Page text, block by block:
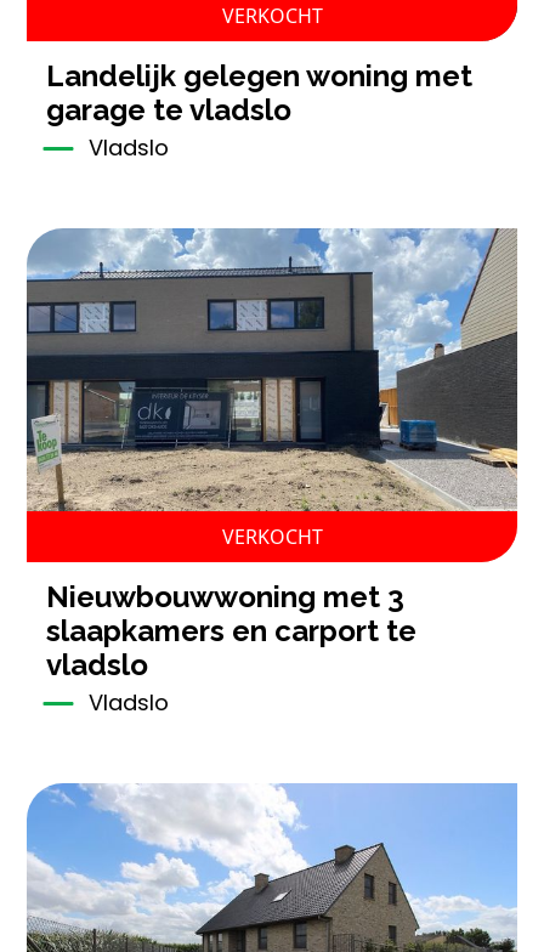
VERKOCHT
landelijk gelegen woning met
garage te vladslo
Vladslo
VERKOCHT
nieuwbouwwoning met 3
slaapkamers en carport te
vladslo
Vladslo